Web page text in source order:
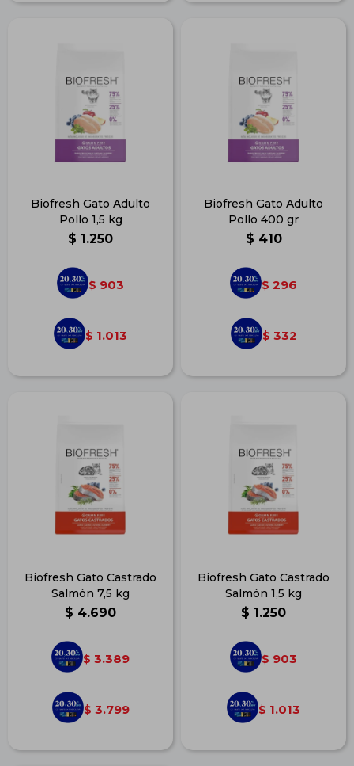
Biofresh Gato Adulto
Pollo 1,5 kg
$ 1.250
$ 903
$ 1.013
Biofresh Gato Adulto
Pollo 400 gr
$ 410
$ 296
$ 332
Biofresh Gato Castrado
Salmón 7,5 kg
$ 4.690
$ 3.389
$ 3.799
Biofresh Gato Castrado
Salmón 1,5 kg
$ 1.250
$ 903
$ 1.013